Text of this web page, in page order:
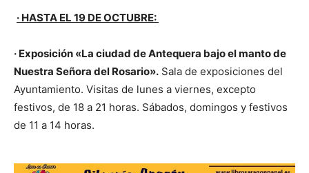
· HASTA EL 19 DE OCTUBRE:
· Exposición «La ciudad de Antequera bajo el manto de
Nuestra Señora del Rosario». Sala de exposiciones del
Ayuntamiento. Visitas de lunes a viernes, excepto
festivos, de 18 a 21 horas. Sábados, domingos y festivos
de 11 a 14 horas.